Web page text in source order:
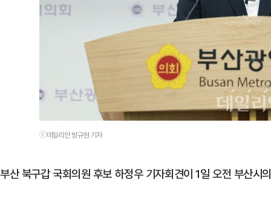
ⓒ데일리안 방규현 기자
부산 북구갑 국회의원 후보 하정우 기자회견이 1일 오전 부산시